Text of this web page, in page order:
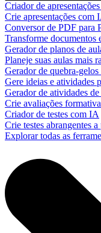
Criador de
Crie apresentações com
Conversor de PDF para
Transforme documentos
Gerador de planos de
Planeje suas aulas mais
Gerador de quebra-
Gere ideias e atividades
Gerador de atividades
Crie avaliações
Criador de testes com IA
Crie testes abrangentes
Explorar todas as